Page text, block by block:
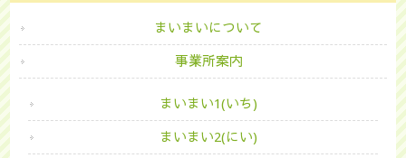
まいまいについて
事業所案内
まいまい1(いち)
まいまい2(にい)